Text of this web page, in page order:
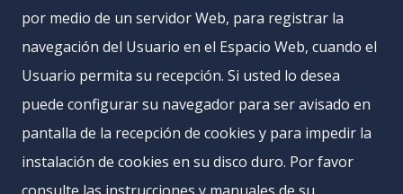
por medio de un servidor Web, para registrar la
navegación del Usuario en el Espacio Web, cuando el
Usuario permita su recepción. Si usted lo desea
puede configurar su navegador para ser avisado en
pantalla de la recepción de cookies y para impedir la
instalación de cookies en su disco duro. Por favor